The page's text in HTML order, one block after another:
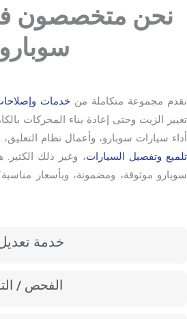
نحن متخصصون
سوبارو
نقدم مجموعة متكاملة منخدمات
تغيير الزيت وحتى إعادة بناء المحركات
أداء سيارات سوبارو، وأعمال نظام
تلميع وتفصيل السيارات، وغير ذلك
سوبارو موثوقة، ومضمونة، وبأسعار
خدمة
الفحص /